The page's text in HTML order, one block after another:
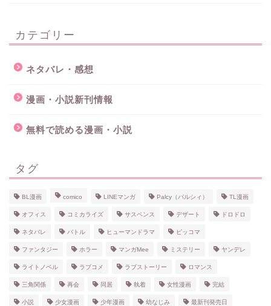
カテゴリー
ネタバレ・感想
漫画・小説新刊情報
無料で読める漫画・小説
タグ
BL漫画 comico LINEマンガ Palcy（パルシィ） TL漫画
オフィス コミカライズ サスペンス デザート ドロドロ
ネタバレ バトル ヒューマンドラマ ピッコマ
ファンタジー ホラー マンガMee ミステリー ヤンデレ
ライトノベル ラブコメ ラブストーリー ロマンス
三角関係 再会 同居 執着 女性漫画 完結
小説 少女漫画 少年漫画 幼なじみ 最新刊発売日